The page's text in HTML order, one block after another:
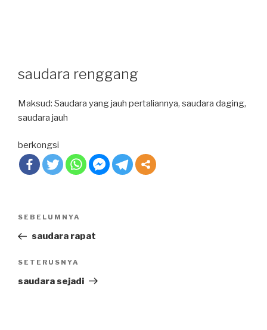
saudara renggang
Maksud: Saudara yang jauh pertaliannya, saudara daging,
saudara jauh
berkongsi
Post
Previous
Post
SEBELUMNYA
saudara rapat
Next
Post
SETERUSNYA
saudara sejadi